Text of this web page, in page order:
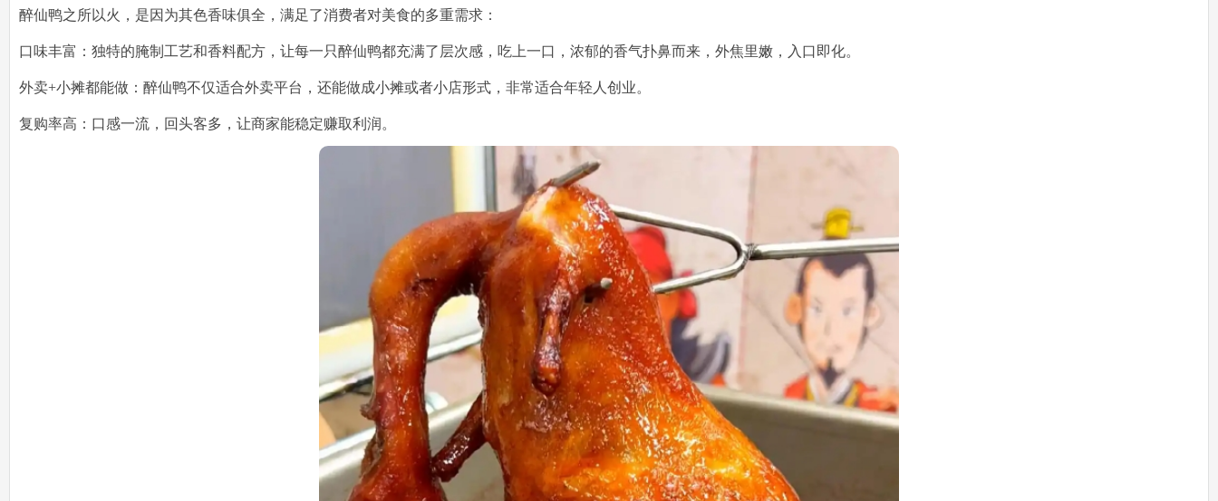
醉仙鸭之所以火，是因为其色香味俱全 ，满足了消费者对美食的多重需求：
口味丰富 ：独特的腌制工艺和香料配方，让每一只醉仙鸭都充满了层次感，吃上一口，浓郁的香气扑鼻而来，外焦里嫩，入口即化。
外卖+小摊都能做 ：醉仙鸭不仅适合外卖平台，还能做成小摊或者小店形式，非常适合年轻人创业。
复购率高 ：口感一流，回头客多，让商家能稳定赚取利润。